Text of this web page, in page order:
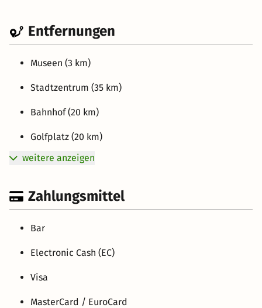
Entfernungen
Museen (3 km)
Stadtzentrum (35 km)
Bahnhof (20 km)
Golfplatz (20 km)
weitere anzeigen
Zahlungsmittel
Bar
Electronic Cash (EC)
Visa
MasterCard / EuroCard